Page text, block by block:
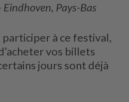
Pays-Bas
participer à ce festival,
vos billets
jours sont déjà